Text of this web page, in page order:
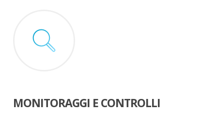
MONITORAGGI E CONTROLLI